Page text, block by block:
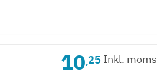
10,25 Inkl. moms